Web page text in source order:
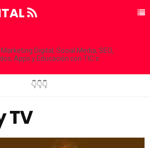
Digital, Social Media, SEO,
Apps y Educación con TIC´s
👇👇👇
TV